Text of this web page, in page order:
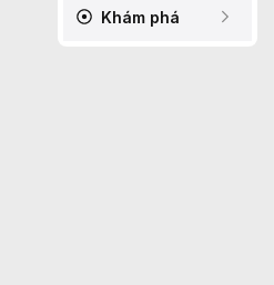
Khám phá